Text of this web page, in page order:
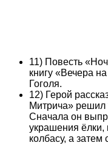
11) Повесть
книгу «Вечера
Гоголя.
12) Герой
Митрича» решил
Сначала он
украшения ёлки,
колбасу, а затем